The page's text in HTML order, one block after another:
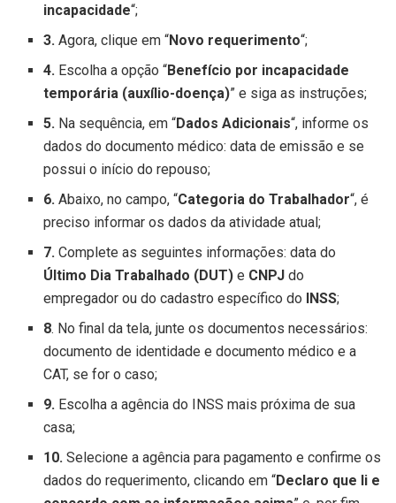
incapacidade“;
3.Agora, clique em “Novo requerimento“;
4. Escolha a opção “Benefício por incapacidade
temporária (auxílio-doença)” e siga as instruções;
5. Na sequência, em “Dados Adicionais“, informe os
dados do documento médico: data de emissão e se
possui o início do repouso;
6. Abaixo, no campo, “Categoria do Trabalhador“, é
preciso informar os dados da atividade atual;
7. Complete as seguintes informações: data do
Último Dia Trabalhado (DUT) e CNPJ do
empregador ou do cadastro específico do INSS;
8. No final da tela, junte os documentos necessários:
documento de identidade e documento médico e a
CAT, se for o caso;
9. Escolha a agência do INSS mais próxima de sua
casa;
10. Selecione a agência para pagamento e confirme os
dados do requerimento, clicando em “Declaro que li e